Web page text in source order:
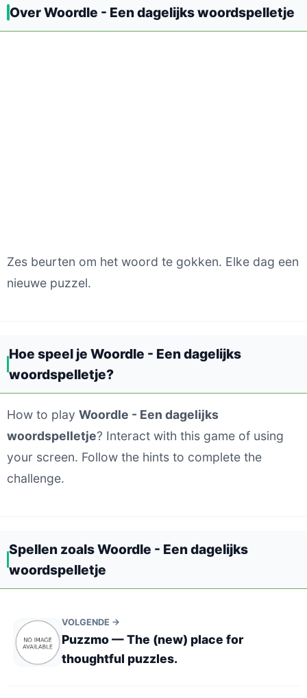
Over Woordle - Een dagelijks woordspelletje
Zes beurten om het woord te gokken. Elke dag een
nieuwe puzzel.
Hoe speel je Woordle - Een dagelijks
woordspelletje?
How to play Woordle - Een dagelijks
woordspelletje? Interact with this game of using
your screen. Follow the hints to complete the
challenge.
Spellen zoals Woordle - Een dagelijks
woordspelletje
VOLGENDE →
Puzzmo — The (new) place for
thoughtful puzzles.